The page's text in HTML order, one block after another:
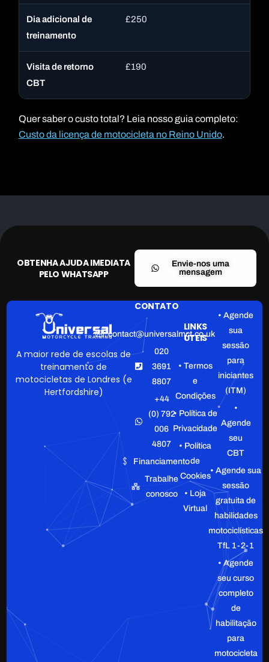
Dia adicional de
treinamento
£250
Visita de retorno
CBT
£190
Quer saber o custo total? Leia nosso guia completo:
Custo da licença de motocicleta no Reino Unido.
OBTENHA AJUDA IMEDIATA
PELO WHATSAPP
Envie-nos uma
mensagem
A maior rede de escolas de
treinamento de
motocicletas de Londres (e
Hertfordshire)
CONTATO
contact@universalmct.co.uk
020
3691
8807
+44
(0) 792
006
4807
Financiamento
Trabalhe
conosco
LINKS
ÚTEIS
• Termos
e
Condições
• Política de
Privacidade
• Política
de
Cookies
• Loja
Virtual
• Agende
sua
sessão
para
iniciantes
(ITM)
•
Agende
seu
CBT
• Agende sua
sessão
gratuita de
habilidades
motociclísticas
TfL 1-2-1
• Agende
seu curso
completo
de
habilitação
para
motocicleta